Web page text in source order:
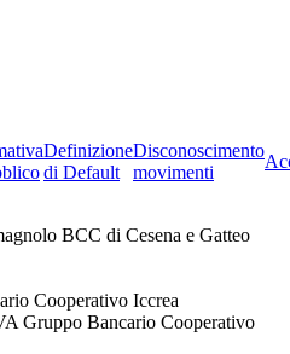
Definizione
di Default
Disconoscimento
movimenti
BCC di Cesena e Gatteo
Cooperativo Iccrea
Gruppo Bancario Cooperativo